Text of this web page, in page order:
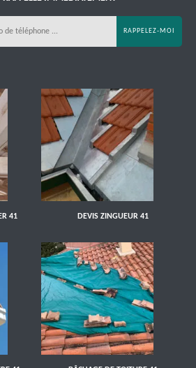
41 DEVIS ZINGUEUR 41